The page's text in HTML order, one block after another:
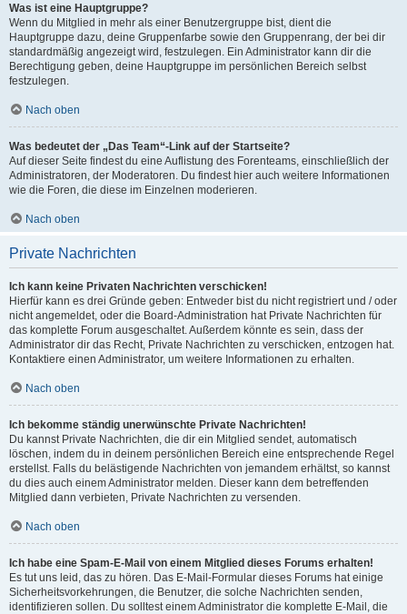
Was ist eine Hauptgruppe?
Wenn du Mitglied in mehr als einer Benutzergruppe bist, dient die
Hauptgruppe dazu, deine Gruppenfarbe sowie den Gruppenrang, der bei dir
standardmäßig angezeigt wird, festzulegen. Ein Administrator kann dir die
Berechtigung geben, deine Hauptgruppe im persönlichen Bereich selbst
festzulegen.
Nach oben
Was bedeutet der „Das Team“-Link auf der Startseite?
Auf dieser Seite findest du eine Auflistung des Forenteams, einschließlich der
Administratoren, der Moderatoren. Du findest hier auch weitere Informationen
wie die Foren, die diese im Einzelnen moderieren.
Nach oben
Private Nachrichten
Ich kann keine Privaten Nachrichten verschicken!
Hierfür kann es drei Gründe geben: Entweder bist du nicht registriert und / oder
nicht angemeldet, oder die Board-Administration hat Private Nachrichten für
das komplette Forum ausgeschaltet. Außerdem könnte es sein, dass der
Administrator dir das Recht, Private Nachrichten zu verschicken, entzogen hat.
Kontaktiere einen Administrator, um weitere Informationen zu erhalten.
Nach oben
Ich bekomme ständig unerwünschte Private Nachrichten!
Du kannst Private Nachrichten, die dir ein Mitglied sendet, automatisch
löschen, indem du in deinem persönlichen Bereich eine entsprechende Regel
erstellst. Falls du belästigende Nachrichten von jemandem erhältst, so kannst
du dies auch einem Administrator melden. Dieser kann dem betreffenden
Mitglied dann verbieten, Private Nachrichten zu versenden.
Nach oben
Ich habe eine Spam-E-Mail von einem Mitglied dieses Forums erhalten!
Es tut uns leid, das zu hören. Das E-Mail-Formular dieses Forums hat einige
Sicherheitsvorkehrungen, die Benutzer, die solche Nachrichten senden,
identifizieren sollen. Du solltest einem Administrator die komplette E-Mail, die